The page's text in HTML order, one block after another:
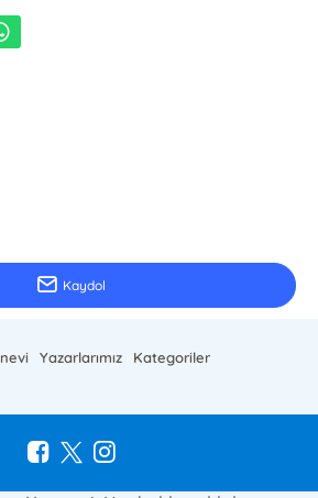
Kaydol
Yazarlarımız
Kategoriler